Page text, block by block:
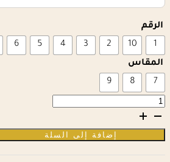
الرقم
1
10
2
3
4
5
6
المقاس
7
8
9
كمية
اسواره
إضافة إلى السلة